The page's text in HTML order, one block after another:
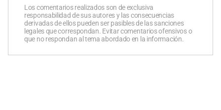
Los comentarios realizados son de exclusiva
responsabilidad de sus autores y las consecuencias
derivadas de ellos pueden ser pasibles de las sanciones
legales que correspondan. Evitar comentarios ofensivos o
que no respondan al tema abordado en la información.